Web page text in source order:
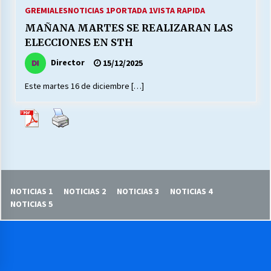
MUNICIPALIDAD, TRABAJADORES, CLIMA
LABORAL:
13/07/2026
Escuela hospitalaria El Carmen de Maipu.
GREMIALESNOTICIAS 1PORTADA 1VISTA RAPIDA
MAÑANA MARTES SE REALIZARAN LAS
ELECCIONES EN STH
Director 15/12/2025
Este martes 16 de diciembre […]
NOTICIAS 1 NOTICIAS 2 NOTICIAS 3
NOTICIAS 4
NOTICIAS 5